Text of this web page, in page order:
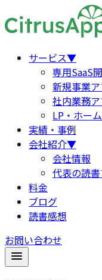
サービス▼
専用SaaS
新規事業
社内業務
LP・ホー
実績・事例
会社紹介▼
会社情報
代表の読
料金
ブログ
読書感想
お問い合わせ